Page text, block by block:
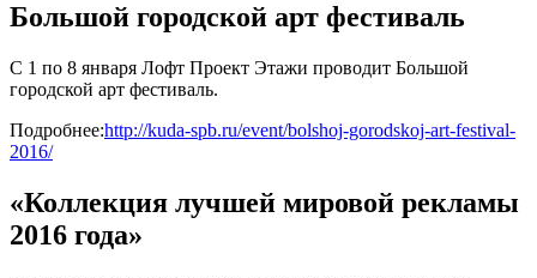
Большой городской арт фестиваль
С 1 по 8 января Лофт Проект Этажи проводит Большой
городской арт фестиваль.
Подробнее:http://kuda-spb.ru/event/bolshoj-gorodskoj-art-festival-
2016/
«Коллекция лучшей мировой рекламы
2016 года»